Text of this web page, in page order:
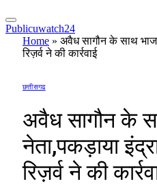
Publicuwatch24
Home » अवैध सागौन के साथ
रिज़र्व ने की कार्रवाई
छत्तीसगढ
अवैध सागौन के
नेता,पकड़ाया
रिज़र्व ने की